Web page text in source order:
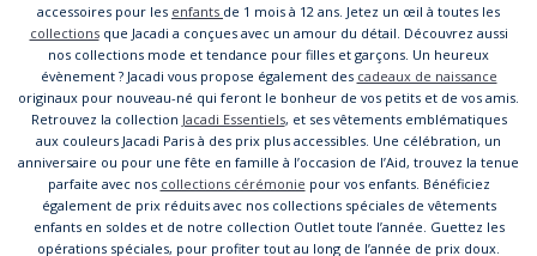
accessoires pour les enfants de 1 mois à 12 ans. Jetez un œil à toutes les
collectionsque Jacadi a conçues avec un amour du détail. Découvrez aussi
nos collections mode et tendance pour filles et garçons. Un heureux
évènement ? Jacadi vous propose également des cadeaux de naissance
originaux pour nouveau-né qui feront le bonheur de vos petits et de vos amis.
Retrouvez la collection Jacadi Essentiels, et ses vêtements emblématiques
aux couleurs Jacadi Paris à des prix plus accessibles. Une célébration, un
anniversaire ou pour une fête en famille à l’occasion de l’Aid, trouvez la tenue
parfaite avec nos collections cérémonie pour vos enfants. Bénéficiez
également de prix réduits avec nos collections spéciales de vêtements
enfants en soldes et de notre collection Outlet toute l’année. Guettez les
opérations spéciales, pour profiter tout au long de l’année de prix doux.